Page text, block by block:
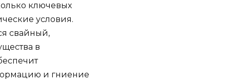
ключевых
условия.
свайный,
в
и гниение